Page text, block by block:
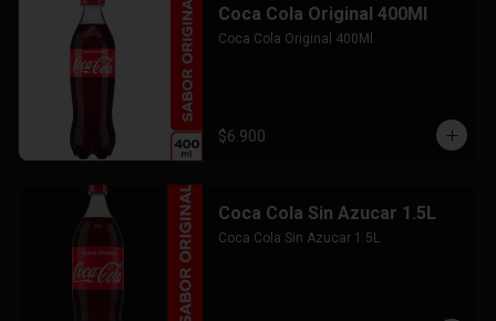
Coca Cola Original 400Ml
Coca Cola Original 400Ml
$6.900
Coca Cola Sin Azucar 1.5L
Coca Cola Sin Azucar 1.5L